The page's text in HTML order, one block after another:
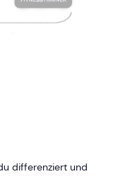
differenziert und